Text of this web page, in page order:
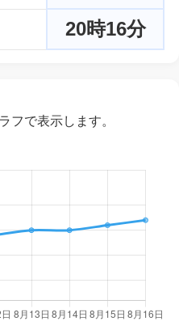
20時16分
フで表示します。